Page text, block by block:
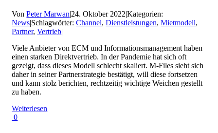
VonPeter Marwan|24. Oktober 2022|Kategorien:
News|Schlagwörter:Channel,Dienstleistungen,Mietmodell,
Partner,Vertrieb|
Viele Anbieter von ECM und Informationsmanagement haben
einen starken Direktvertrieb. In der Pandemie hat sich oft
gezeigt, dass dieses Modell schlecht skaliert. M-Files sieht sich
daher in seiner Partnerstrategie bestätigt, will diese fortsetzen
und kann stolz berichten, rechtzeitig wichtige Weichen gestellt
zu haben.
Weiterlesen
0